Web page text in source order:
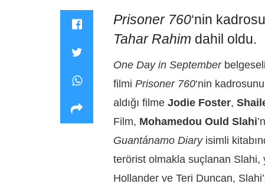
Prisoner 760‘nin
Tahar Rahim dahil oldu.
One Day in September
filmi Prisoner 760‘nin
aldığı filme Jodie Foster,
Film, Mohamedou Ould Slahi
Guantánamo Diaryisimli
terörist olmakla suçlanan Slahi,
Hollander ve Teri Duncan,